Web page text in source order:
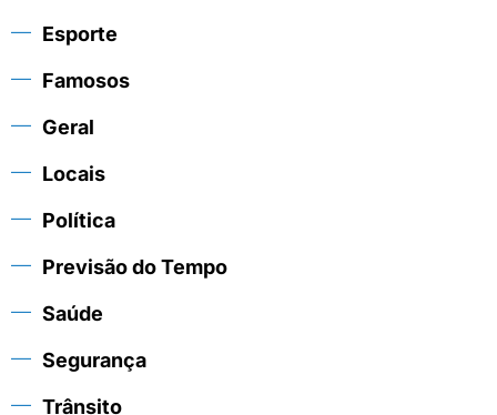
Esporte
Famosos
Geral
Locais
Política
Previsão do Tempo
Saúde
Segurança
Trânsito